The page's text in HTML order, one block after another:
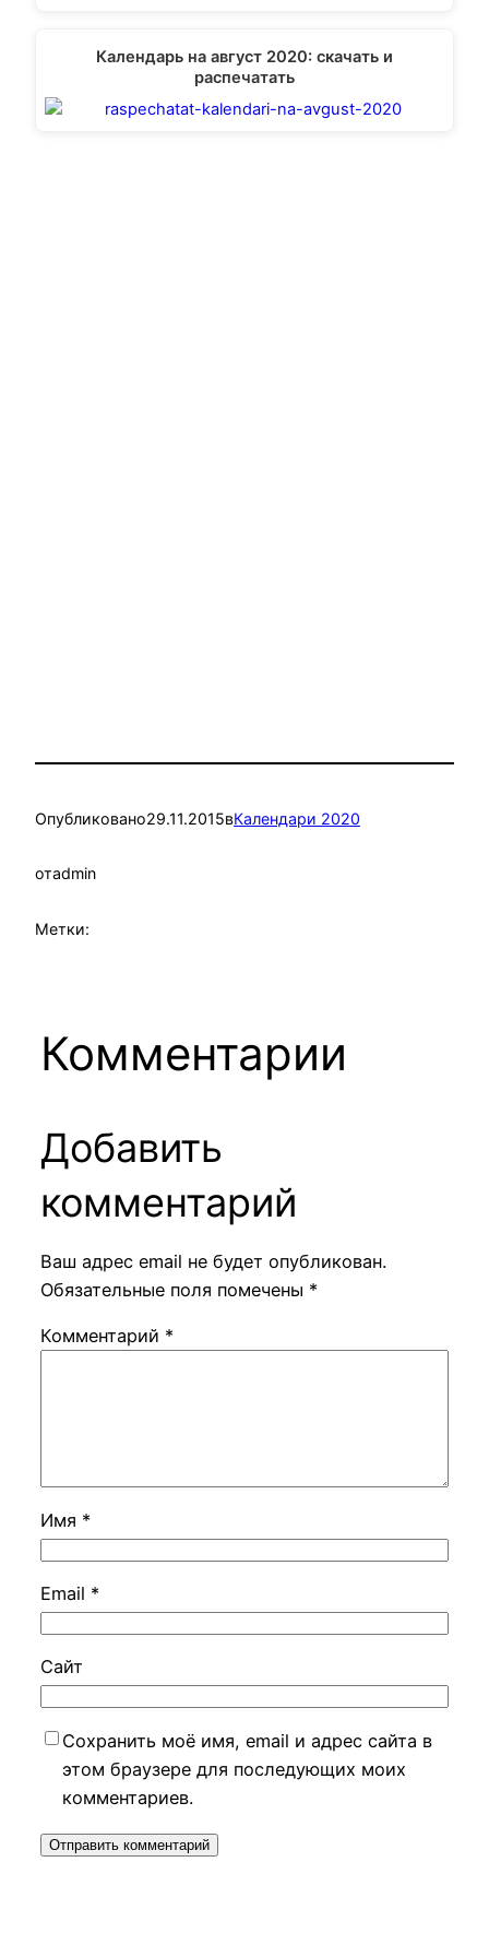
Календарь на август 2020: скачать и
распечатать
Опубликовано29.11.2015вКалендари 2020
отadmin
Метки:
Комментарии
Добавить
комментарий
Ваш адрес email не будет опубликован.
Обязательные поля помечены *
Комментарий *
Имя *
Email *
Сайт
Сохранить моё имя, email и адрес сайта в
этом браузере для последующих моих
комментариев.